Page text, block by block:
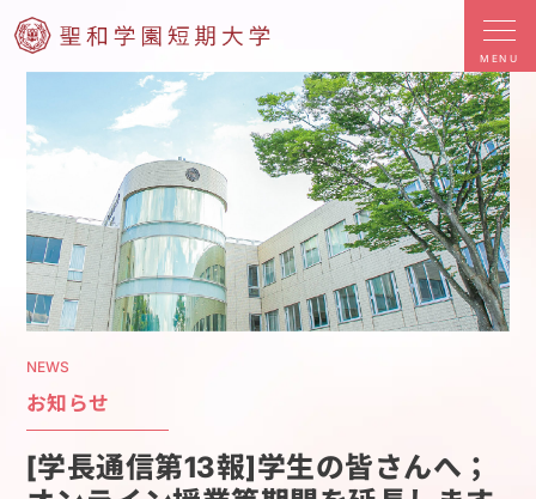
MENU
NEWS
お知らせ
[学長通信第13報]学生の皆さんへ；